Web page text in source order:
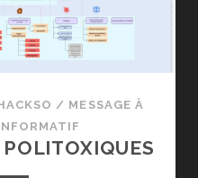
/ MESSAGE À